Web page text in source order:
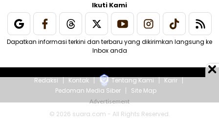
Ikuti Kami
Dapatkan informasi terkini dan terbaru yang dikirimkan langsung ke
Inbox anda
Redaksi Kontak Tentang Kami
Karir
Pedoman Media Siber
Site Map
© 2026 suara.com - All Rights Reserved.